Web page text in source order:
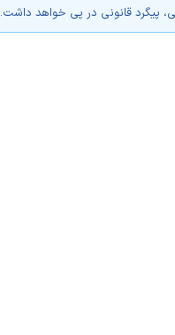
پیگرد قانونی در پی خواهد داشت.